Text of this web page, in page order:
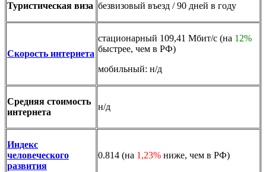
Туристическая виза безвизовый въезд / 90 дней в году
Скорость интернета
стационарный 109,41 Мбит/с (на 12%
быстрее, чем в РФ)
мобильный: н/д
Средняя стоимость
интернета
н/д
Индекс
человеческого
развития
0.814 (на 1,23% ниже, чем в РФ)